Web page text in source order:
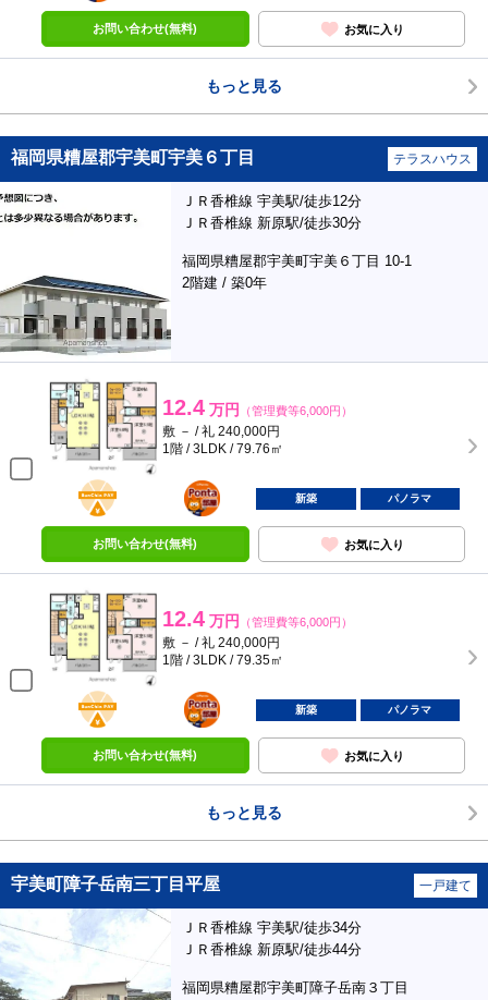
お問い合わせ(無料) お気に入り
もっと見る
福岡県糟屋郡宇美町宇美６丁目 テラスハウス
ＪＲ香椎線 宇美駅/徒歩12分
ＪＲ香椎線 新原駅/徒歩30分
福岡県糟屋郡宇美町宇美６丁目 10-1
2階建 / 築0年
12.4 万円 （管理費等6,000円）
敷 － / 礼 240,000円
1階 / 3LDK / 79.76㎡
BunChinPAY
ポンタ
部屋
新築 パノラマ
お問い合わせ(無料) お気に入り
12.4 万円 （管理費等6,000円）
敷 － / 礼 240,000円
1階 / 3LDK / 79.35㎡
BunChinPAY
ポンタ
部屋
新築 パノラマ
お問い合わせ(無料) お気に入り
もっと見る
宇美町障子岳南三丁目平屋 一戸建て
ＪＲ香椎線 宇美駅/徒歩34分
ＪＲ香椎線 新原駅/徒歩44分
福岡県糟屋郡宇美町障子岳南３丁目